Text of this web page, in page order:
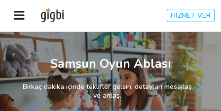
HİZMET VER
Anasayfa
Giriş Yap
Kayıt Ol
Samsun Oyun Ablası
Birkaç dakika içinde teklifler gelsin, detayları mesajlaş
ve anlaş.